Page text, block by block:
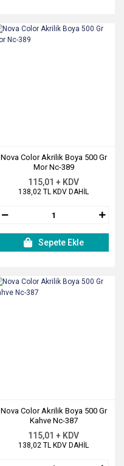
Nova Color Akrilik Boya 500 Gr
Mor Nc-389
115,01 + KDV
138,02 TL KDV DAHİL
Sepete Ekle
Nova Color Akrilik Boya 500 Gr
Kahve Nc-387
115,01 + KDV
138,02 TL KDV DAHİL